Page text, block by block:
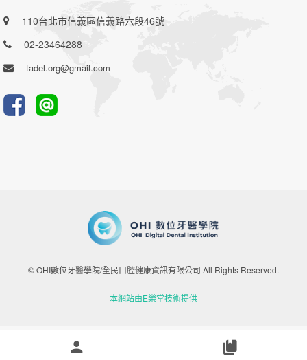
110台北市信義區信義路六段46號
02-23464288
tadel.org@gmail.com
© OHI數位牙醫學院/全民口腔健康資訊有限公司 All Rights Reserved.
本網站由E樂堂技術提供